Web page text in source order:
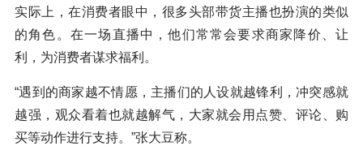
实际上，在消费者眼中，很多头部带货主播也扮演的类似
的角色。在一场直播中，他们常常会要求商家降价、让
利，为消费者谋求福利。
“遇到的商家越不情愿，主播们的人设就越锋利，冲突感就
越强，观众看着也就越解气，大家就会用点赞、评论、购
买等动作进行支持。”张大豆称。